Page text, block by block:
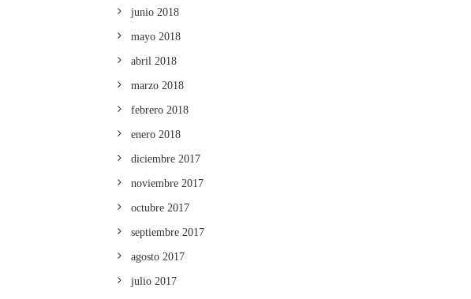
junio 2018
mayo 2018
abril 2018
marzo 2018
febrero 2018
enero 2018
diciembre 2017
noviembre 2017
octubre 2017
septiembre 2017
agosto 2017
julio 2017